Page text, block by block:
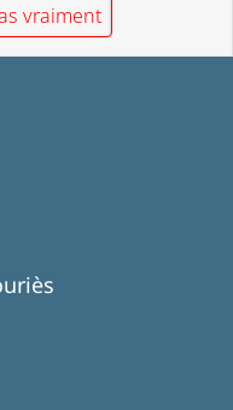
vraiment